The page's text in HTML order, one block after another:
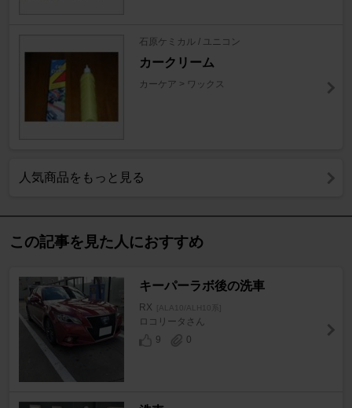
石原ケミカル / ユニコン
カークリーム
カーケア > ワックス
人気商品をもっと見る
この記事を見た人におすすめ
キーパーラボ後の洗車
RX [ALA10/ALH10系]
ロコリータさん
9
0